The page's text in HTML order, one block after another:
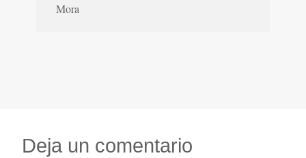
Mora
Deja un comentario